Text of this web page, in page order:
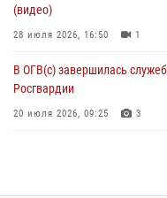
(видео)
28 июля 2026, 16:50 1
В ОГВ(с) завершилась
Росгвардии
20 июля 2026, 09:25 3